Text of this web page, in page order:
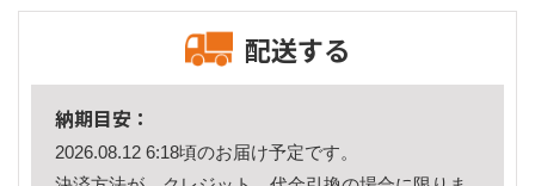
配送する
納期目安：
2026.08.12 6:18頃のお届け予定です。